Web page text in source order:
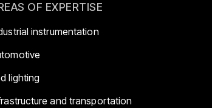
OF EXPERTISE
instrumentation
lighting
and transportation